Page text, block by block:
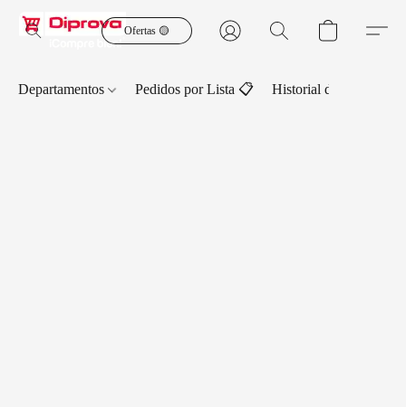
Ofertas 🟡
Departamentos Pedidos por Lista 📋 Historial de Pedidos